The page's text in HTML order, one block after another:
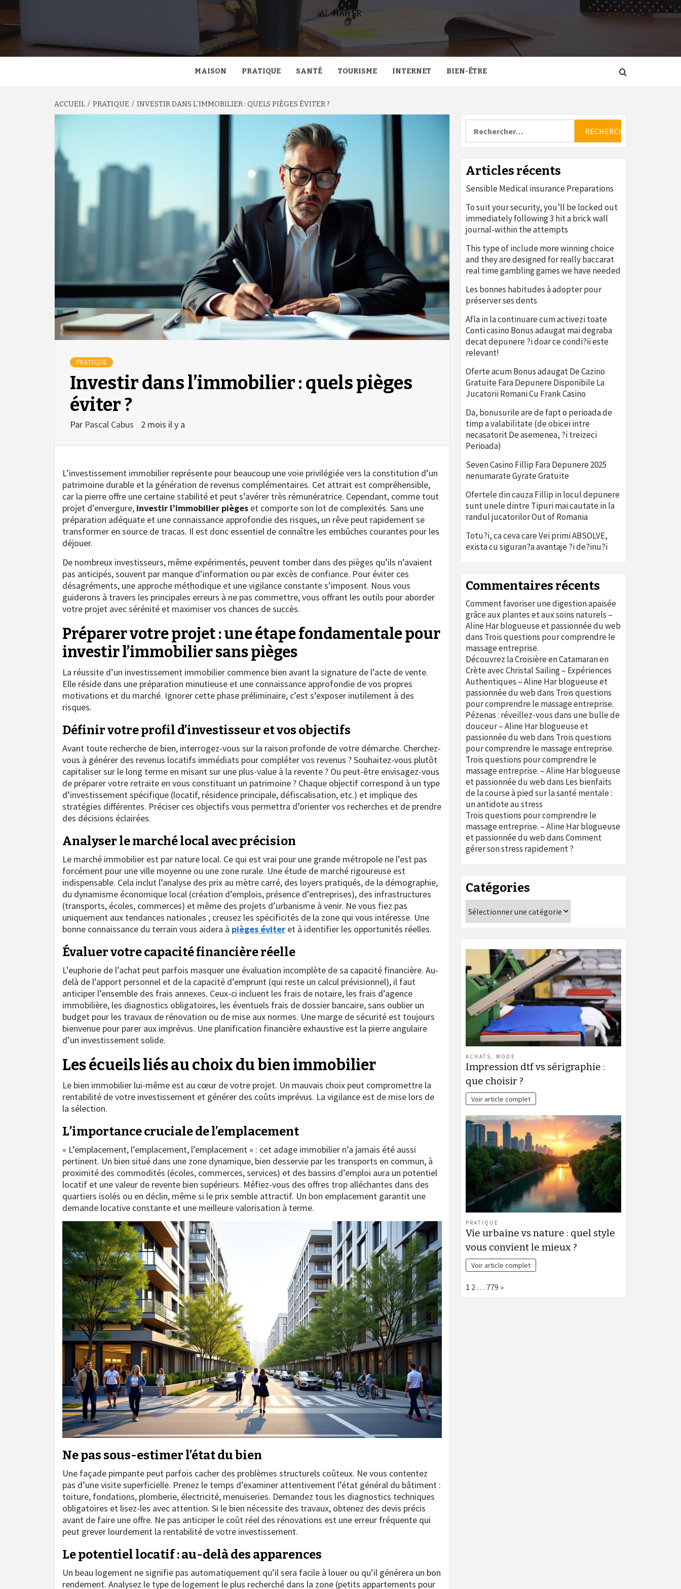
AL-HAR.FR
MAISON PRATIQUE SANTÉ TOURISME INTERNET BIEN-ÊTRE
ACCUEIL PRATIQUE INVESTIR DANS L’IMMOBILIER : QUELS PIÈGES ÉVITER ?
PRATIQUE
Investir dans l’immobilier : quels pièges
éviter ?
Par Pascal Cabus 2 mois il y a
L’investissement immobilier représente pour beaucoup une voie privilégiée vers la constitution d’un
patrimoine durable et la génération de revenus complémentaires. Cet attrait est compréhensible,
car la pierre offre une certaine stabilité et peut s’avérer très rémunératrice. Cependant, comme tout
projet d’envergure, investir l’immobilier pièges et comporte son lot de complexités. Sans une
préparation adéquate et une connaissance approfondie des risques, un rêve peut rapidement se
transformer en source de tracas. Il est donc essentiel de connaître les embûches courantes pour les
déjouer.
De nombreux investisseurs, même expérimentés, peuvent tomber dans des pièges qu’ils n’avaient
pas anticipés, souvent par manque d’information ou par excès de confiance. Pour éviter ces
désagréments, une approche méthodique et une vigilance constante s’imposent. Nous vous
guiderons à travers les principales erreurs à ne pas commettre, vous offrant les outils pour aborder
votre projet avec sérénité et maximiser vos chances de succès.
Préparer votre projet : une étape fondamentale pour
investir l’immobilier sans pièges
La réussite d’un investissement immobilier commence bien avant la signature de l’acte de vente.
Elle réside dans une préparation minutieuse et une connaissance approfondie de vos propres
motivations et du marché. Ignorer cette phase préliminaire, c’est s’exposer inutilement à des
risques.
Définir votre profil d’investisseur et vos objectifs
Avant toute recherche de bien, interrogez-vous sur la raison profonde de votre démarche. Cherchez-
vous à générer des revenus locatifs immédiats pour compléter vos revenus ? Souhaitez-vous plutôt
capitaliser sur le long terme en misant sur une plus-value à la revente ? Ou peut-être envisagez-vous
de préparer votre retraite en vous constituant un patrimoine ? Chaque objectif correspond à un type
d’investissement spécifique (locatif, résidence principale, défiscalisation, etc.) et implique des
stratégies différentes. Préciser ces objectifs vous permettra d’orienter vos recherches et de prendre
des décisions éclairées.
Analyser le marché local avec précision
Le marché immobilier est par nature local. Ce qui est vrai pour une grande métropole ne l’est pas
forcément pour une ville moyenne ou une zone rurale. Une étude de marché rigoureuse est
indispensable. Cela inclut l’analyse des prix au mètre carré, des loyers pratiqués, de la démographie,
du dynamisme économique local (création d’emplois, présence d’entreprises), des infrastructures
(transports, écoles, commerces) et même des projets d’urbanisme à venir. Ne vous fiez pas
uniquement aux tendances nationales ; creusez les spécificités de la zone qui vous intéresse. Une
bonne connaissance du terrain vous aidera à pièges éviter et à identifier les opportunités réelles.
Évaluer votre capacité financière réelle
L’euphorie de l’achat peut parfois masquer une évaluation incomplète de sa capacité financière. Au-
delà de l’apport personnel et de la capacité d’emprunt (qui reste un calcul prévisionnel), il faut
anticiper l’ensemble des frais annexes. Ceux-ci incluent les frais de notaire, les frais d’agence
immobilière, les diagnostics obligatoires, les éventuels frais de dossier bancaire, sans oublier un
budget pour les travaux de rénovation ou de mise aux normes. Une marge de sécurité est toujours
bienvenue pour parer aux imprévus. Une planification financière exhaustive est la pierre angulaire
d’un investissement solide.
Les écueils liés au choix du bien immobilier
Le bien immobilier lui-même est au cœur de votre projet. Un mauvais choix peut compromettre la
rentabilité de votre investissement et générer des coûts imprévus. La vigilance est de mise lors de
la sélection.
L’importance cruciale de l’emplacement
« L’emplacement, l’emplacement, l’emplacement » : cet adage immobilier n’a jamais été aussi
pertinent. Un bien situé dans une zone dynamique, bien desservie par les transports en commun, à
proximité des commodités (écoles, commerces, services) et des bassins d’emploi aura un potentiel
locatif et une valeur de revente bien supérieurs. Méfiez-vous des offres trop alléchantes dans des
quartiers isolés ou en déclin, même si le prix semble attractif. Un bon emplacement garantit une
demande locative constante et une meilleure valorisation à terme.
Ne pas sous-estimer l’état du bien
Une façade pimpante peut parfois cacher des problèmes structurels coûteux. Ne vous contentez
pas d’une visite superficielle. Prenez le temps d’examiner attentivement l’état général du bâtiment :
toiture, fondations, plomberie, électricité, menuiseries. Demandez tous les diagnostics techniques
obligatoires et lisez-les avec attention. Si le bien nécessite des travaux, obtenez des devis précis
avant de faire une offre. Ne pas anticiper le coût réel des rénovations est une erreur fréquente qui
peut grever lourdement la rentabilité de votre investissement.
Le potentiel locatif : au-delà des apparences
Un beau logement ne signifie pas automatiquement qu’il sera facile à louer ou qu’il générera un bon
rendement. Analysez le type de logement le plus recherché dans la zone (petits appartements pour
Articles récents
Sensible Medical insurance Preparations
To suit your security, you’ll be locked out
immediately following 3 hit a brick wall
journal-within the attempts
This type of include more winning choice
and they are designed for really baccarat
real time gambling games we have needed
Les bonnes habitudes à adopter pour
préserver ses dents
Afla in la continuare cum activezi toate
Conti casino Bonus adaugat mai degraba
decat depunere ?i doar ce condi?ii este
relevant!
Oferte acum Bonus adaugat De Cazino
Gratuite Fara Depunere Disponibile La
Jucatorii Romani Cu Frank Casino
Da, bonusurile are de fapt o perioada de
timp a valabilitate (de obicei intre
necasatorit De asemenea, ?i treizeci
Perioada)
Seven Casino Fillip Fara Depunere 2025
nenumarate Gyrate Gratuite
Ofertele din cauza Fillip in locul depunere
sunt unele dintre Tipuri mai cautate in la
randul jucatorilor Out of Romania
Totu?i, ca ceva care Vei primi ABSOLVE,
exista cu siguran?a avantaje ?i de?inu?i
Commentaires récents
Comment favoriser une digestion apaisée
grâce aux plantes et aux soins naturels –
Aline Har blogueuse et passionnée du web
dans Trois questions pour comprendre le
massage entreprise.
Découvrez la Croisière en Catamaran en
Crète avec Christal Sailing – Expériences
Authentiques – Aline Har blogueuse et
passionnée du webdans Trois questions
pour comprendre le massage entreprise.
Pézenas : réveillez-vous dans une bulle de
douceur – Aline Har blogueuse et
passionnée du webdans Trois questions
pour comprendre le massage entreprise.
Trois questions pour comprendre le
massage entreprise. – Aline Har blogueuse
et passionnée du webdans Les bienfaits
de la course à pied sur la santé mentale :
un antidote au stress
Trois questions pour comprendre le
massage entreprise. – Aline Har blogueuse
et passionnée du webdansComment
gérer son stress rapidement ?
Catégories
ACHATS MODE
Impression dtf vs sérigraphie :
que choisir ?
Voir article complet
PRATIQUE
Vie urbaine vs nature : quel style
vous convient le mieux ?
Voir article complet
Page:
1 2 … 779 Next
»